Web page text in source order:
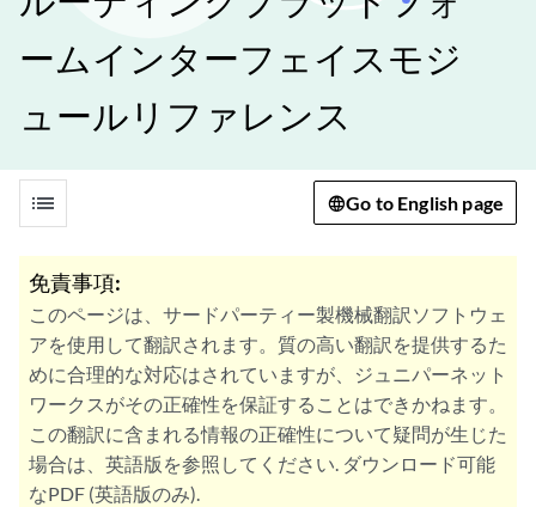
ームインターフェイスモジ
ュールリファレンス
list Go to English page
免責事項:
このページは、サードパーティー製機械翻訳ソフトウェ
アを使用して翻訳されます。質の高い翻訳を提供するた
めに合理的な対応はされていますが、ジュニパーネット
ワークスがその正確性を保証することはできかねます。
この翻訳に含まれる情報の正確性について疑問が生じた
場合は、英語版を参照してください. ダウンロード可能
なPDF (英語版のみ).